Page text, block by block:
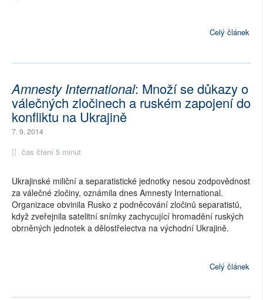
Celý článek
Amnesty International: Množí se důkazy o
válečných zločinech a ruském zapojení do
konfliktu na Ukrajině
7. 9. 2014
čas čtení 5 minut
Ukrajinské miliční a separatistické jednotky nesou zodpovědnost
za válečné zločiny, oznámila dnes Amnesty International.
Organizace obvinila Rusko z podněcování zločinů separatistů,
když zveřejnila satelitní snímky zachycující hromadění ruských
obrněných jednotek a dělostřelectva na východní Ukrajině.
Celý článek